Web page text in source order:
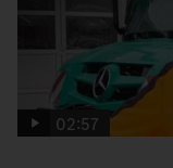
02:57